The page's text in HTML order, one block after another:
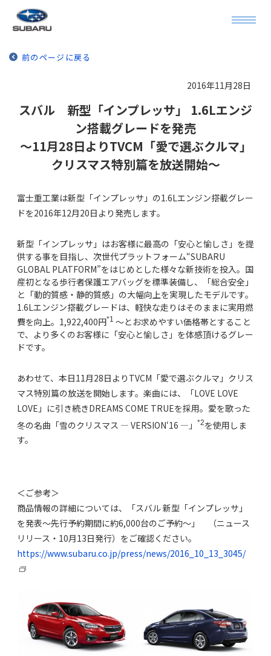
前のページに戻る
2016年11月28日
スバル 新型「インプレッサ」 1.6Lエンジ
ン搭載グレードを発売
～11月28日よりTVCM「愛で選ぶクルマ」
クリスマス特別篇を放送開始～
富士重工業は新型「インプレッサ」の1.6Lエンジン搭載グレー
ドを2016年12月20日より発売します。
新型「インプレッサ」はお客様に最高の「安心と愉しさ」を提
供する事を目指し、次世代プラットフォーム“SUBARU
GLOBAL PLATFORM”をはじめとした様々な新技術を投入。国
産初となる歩行者保護エアバッグを標準装備し、「総合安全」
と「動的質感・静的質感」の大幅向上を実現したモデルです。
1.6Lエンジン搭載グレードは、軽快な走りはそのままに実用燃
費を向上。1,922,400円*1 ～とお求めやすい価格帯とすること
で、より多くのお客様に「安心と愉しさ」を体感頂けるグレー
ドです。
あわせて、本日11月28日よりTVCM「愛で選ぶクルマ」クリス
マス特別篇の放送を開始します。楽曲には、「LOVE LOVE
LOVE」に引き続きDREAMS COME TRUEを採用。愛を歌った
冬の名曲「雪のクリスマス — VERSION‘16 —」
*2を使用しま
す。
＜ご参考＞
商品情報の詳細については、「スバル 新型「インプレッサ」
を発表～先行予約期間に約6,000台のご予約～」 （ニュース
リリース・10月13日発行）をご確認ください。
https://www.subaru.co.jp/press/news/2016_10_13_3045/